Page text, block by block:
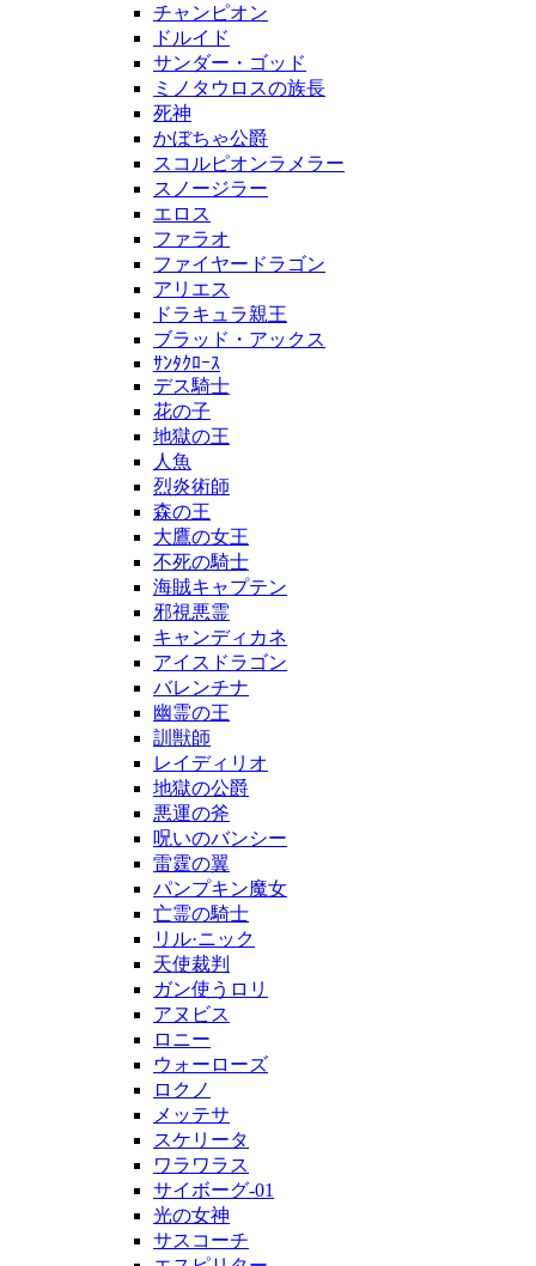
チャンピオン
ドルイド
サンダー・ゴッド
ミノタウロスの族長
死神
かぼちゃ公爵
スコルピオンラメラー
スノージラー
エロス
ファラオ
ファイヤードラゴン
アリエス
ドラキュラ親王
ブラッド・アックス
ｻﾝﾀｸﾛｰｽ
デス騎士
花の子
地獄の王
人魚
烈炎術師
森の王
大鷹の女王
不死の騎士
海賊キャプテン
邪視悪霊
キャンディカネ
アイスドラゴン
バレンチナ
幽霊の王
訓獣師
レイディリオ
地獄の公爵
悪運の斧
呪いのバンシー
雷霆の翼
パンプキン魔女
亡霊の騎士
リル·ニック
天使裁判
ガン使うロリ
アヌビス
ロニー
ウォーローズ
ロクノ
メッテサ
スケリータ
ワラワラス
サイボーグ-01
光の女神
サスコーチ